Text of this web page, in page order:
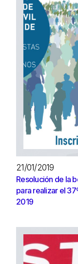
21/01/2019
Resolución de la
para realizar el
2019